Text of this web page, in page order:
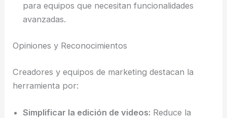
para equipos que necesitan funcionalidades
avanzadas.
Opiniones y Reconocimientos
Creadores y equipos de marketing destacan la
herramienta por:
Simplificar la edición de videos: Reduce la